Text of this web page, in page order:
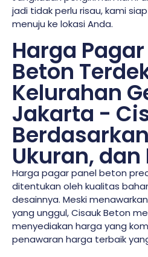
jadi tidak perlu risau, kami
menuju ke lokasi Anda.
Harga
Beton
Kelurahan
Jakarta -
Ukuran, dan
Harga pagar panel beton
ditentukan oleh kualitas
desainnya. Meski
yang unggul, Cisauk Beton
menyediakan harga yang
penawaran harga terbaik